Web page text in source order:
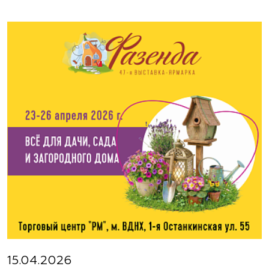
(495) 133-1097
www.flos.ru
Агрофирма «Флос»
Московская область, г. Старая Купавна,
Акрихиновское шоссе, д. 10
Агрофирма «Флос»
Московская область, Ногинский р-н
15.04.2026